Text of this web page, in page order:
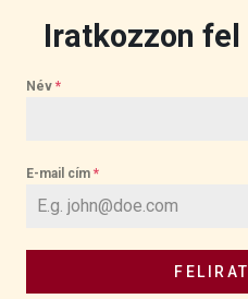
Iratkozzon
Név *
E-mail cím *